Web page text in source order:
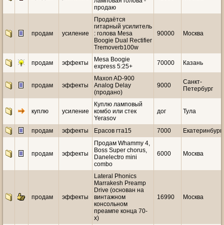
продаю
продам усиление
Продаётся
гитарный усилитель
: голова Mesa
Boogie Dual Rectifier
Tremoverb100w
90000 Москва
продам эффекты
Mesa Boogie
express 5:25+
70000 Казань
продам эффекты
Maxon AD-900
Analog Delay
(продано)
9000
Санкт-
Петербург
куплю усиление
Куплю ламповый
комбо или стек
Yerasov
дог Тула
продам эффекты Ерасов гта15 7000 Екатеринбург
продам эффекты
Продам Whammy 4,
Boss Super chorus,
Danelectro mini
combo
6000 Москва
продам эффекты
Lateral Phonics
Marrakesh Preamp
Drive (основан на
винтажном
консольном
преампе конца 70-
х)
16990 Москва